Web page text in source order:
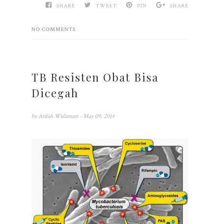
SHARE TWEET PIN SHARE
NO COMMENTS
TB Resisten Obat Bisa
Dicegah
by Arifah Wulansari - May 09, 2014